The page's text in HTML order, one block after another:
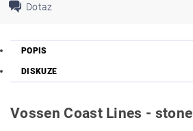
Dotaz
POPIS
DISKUZE
Vossen Coast Lines - stone